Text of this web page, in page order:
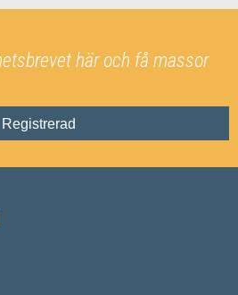
här och få massor
Registrerad